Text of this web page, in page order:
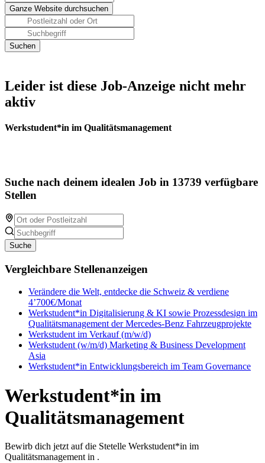
Leider ist diese Job-Anzeige nicht mehr
aktiv
Werkstudent*in im Qualitätsmanagement
Suche nach deinem idealen Job in 13739 verfügbare
Stellen
Suche
Vergleichbare Stellenanzeigen
Verändere die Welt, entdecke die Schweiz & verdiene
4’700€/Monat
Werkstudent*in Digitalisierung & KI sowie Prozessdesign im
Qualitätsmanagement der Mercedes-Benz Fahrzeugprojekte
Werkstudent im Verkauf (m/w/d)
Werkstudent (w/m/d) Marketing & Business Development
Asia
Werkstudent*in Entwicklungsbereich im Team Governance
Werkstudent*in im
Qualitätsmanagement
Bewirb dich jetzt auf die Stetelle Werkstudent*in im
Qualitätsmanagement in .